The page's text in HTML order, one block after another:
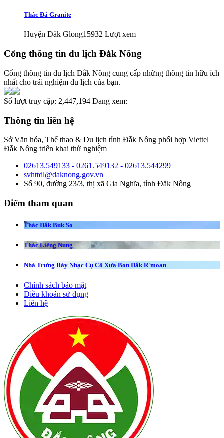
Thác Đá Granite
Huyện Đăk Glong15932 Lượt xem
Cổng thông tin du lịch Đắk Nông
Cổng thông tin du lịch Đắk Nông cung cấp những thông tin hữu ích
nhất cho trải nghiệm du lịch của bạn.
Số lượt truy cập: 2,447,194 Đang xem:
Thông tin liên hệ
Sở Văn hóa, Thể thao & Du lịch tỉnh Đắk Nông phối hợp Viettel
Đắk Nông triển khai thử nghiệm
02613.549133 - 0261.549132 - 02613.544299
svhttdl@daknong.gov.vn
Số 90, đường 23/3, thị xã Gia Nghĩa, tỉnh Đắk Nông
Điểm tham quan
Thác Đắk Buk So
Thác Liêng Nung
Nhà Trưng Bày Nhạc Cụ Cổ Xưa Bon Đắk R'moan
Chính sách bảo mật
Điều khoản sử dụng
Liên hệ